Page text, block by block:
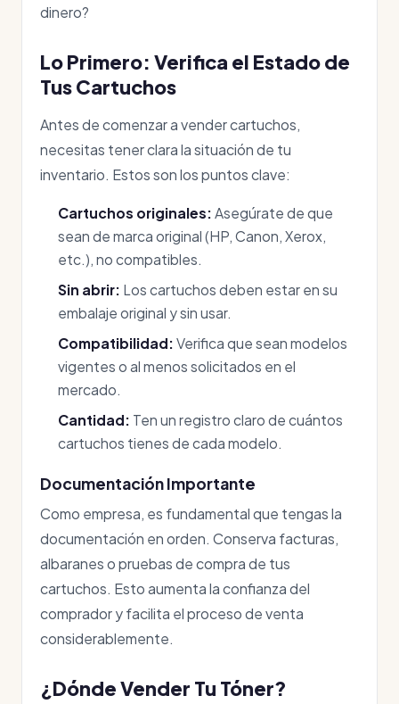
dinero?
Lo Primero: Verifica el Estado de
Tus Cartuchos
Antes de comenzar a vender cartuchos,
necesitas tener clara la situación de tu
inventario. Estos son los puntos clave:
Cartuchos originales: Asegúrate de que
sean de marca original (HP, Canon, Xerox,
etc.), no compatibles.
Sin abrir: Los cartuchos deben estar en su
embalaje original y sin usar.
Compatibilidad: Verifica que sean modelos
vigentes o al menos solicitados en el
mercado.
Cantidad: Ten un registro claro de cuántos
cartuchos tienes de cada modelo.
Documentación Importante
Como empresa, es fundamental que tengas la
documentación en orden. Conserva facturas,
albaranes o pruebas de compra de tus
cartuchos. Esto aumenta la confianza del
comprador y facilita el proceso de venta
considerablemente.
¿Dónde Vender Tu Tóner?